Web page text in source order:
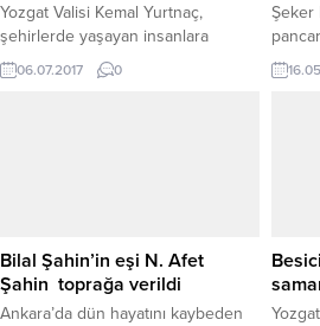
Yozgat Valisi Kemal Yurtnaç,
şehirlerde yaşayan insanlara
ulaşan hizmetlerin köylerde
yaşayan insanlara da ulaşacağını
06.07.2017 0
Şeker
Bilal Şahin’in eşi N. Afet
Şahin toprağa verildi
Ankara’da dün hayatını kaybeden